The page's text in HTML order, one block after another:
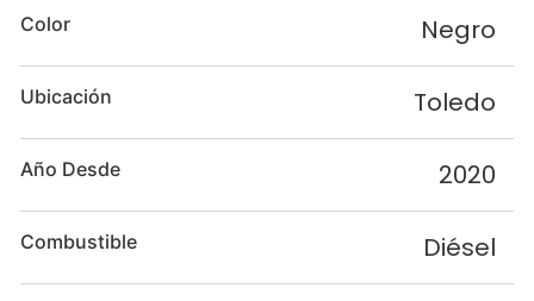
Color Negro
Ubicación Toledo
Año Desde 2020
Combustible Diésel